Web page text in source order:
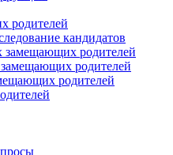
родителей
кандидатов
родителей
родителей
родителей